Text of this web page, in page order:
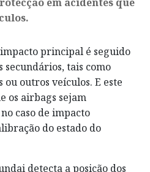
principal é seguido
secundários, tais como
outros veículos. E este
os airbags sejam
caso de impacto
do estado do
detecta a posição dos